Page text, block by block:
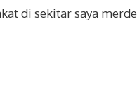
di sekitar saya